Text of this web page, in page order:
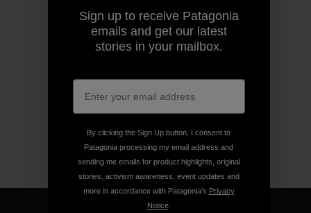
Sign up to receive Patagonia
emails and get our latest
stories in your mailbox.
By clicking the Sign Up button, I consent to
Patagonia processing my email address and
sending me emails for product highlights, original
stories, activism awareness, event updates and
more in accordance with Patagonia’s Privacy
Notice.